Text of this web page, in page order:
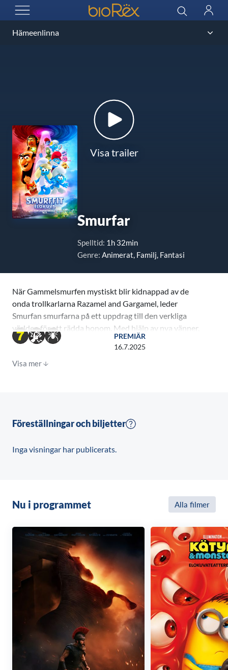
ÖPPNA MENYN
BioRex Cinemas Sök
Logga
Visa trailer
Smurfar
Spelltid: 1h 32min
Genre: Animerat, Familj, Fantasi
När Gammelsmurfen mystiskt blir kidnappad av de
onda trollkarlarna Razamel and Gargamel, leder
Smurfan smurfarna på ett uppdrag till den verkliga
världen för att rädda honom. Med hjälp av nya vänner,
måste Smurfarna upptäcka vad som definierar deras
PREMIÄR
16.7.2025
Visa mer
Föreställningar och biljetter
Inga visningar har publicerats.
Nu i programmet Alla filmer